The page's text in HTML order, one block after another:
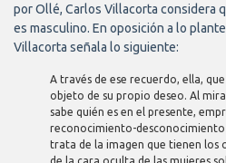
por Ollé, Carlos Villacorta considera
es masculino. En oposición a lo
Villacorta señala lo siguiente:
A través de ese recuerdo, ella,
objeto de su propio deseo. Al
sabe quién es en el presente,
reconocimiento-desconocimiento
trata de la imagen que tienen los